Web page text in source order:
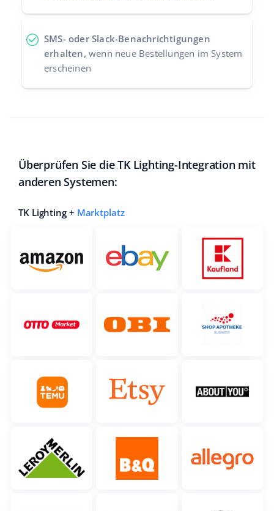
SMS- oder Slack-Benachrichtigungen
erhalten, wenn neue Bestellungen im System
erscheinen
Überprüfen Sie die TK Lighting-Integration mit
anderen Systemen:
TK Lighting + Marktplatz